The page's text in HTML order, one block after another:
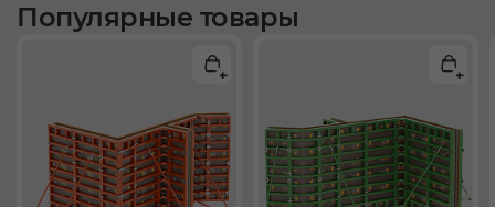
Популярные товары